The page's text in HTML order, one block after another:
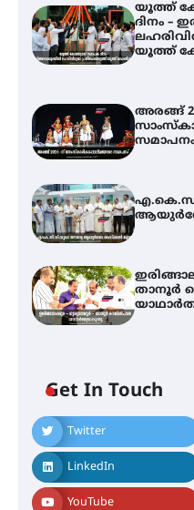
യൂത്ത്
ദിനം –
യൂത്ത്
അരങ്ങ്
താനൂർ
Get In Touch
Twitter
LinkedIn
YouTube
അരങ്ങ്